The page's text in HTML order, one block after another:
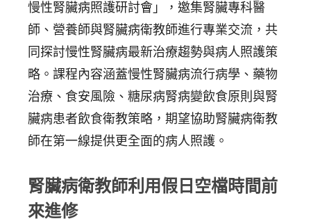
慢性腎臟病照護研討會」，邀集腎臟專科醫
師、營養師與腎臟病衛教師進行專業交流，共
同探討慢性腎臟病最新治療趨勢與病人照護策
略。課程內容涵蓋慢性腎臟病流行病學、藥物
治療、食安風險、糖尿病腎病變飲食原則與腎
臟病患者飲食衛教策略，期望協助腎臟病衛教
師在第一線提供更全面的病人照護。
腎臟病衛教師利用假日空檔時間前
來進修